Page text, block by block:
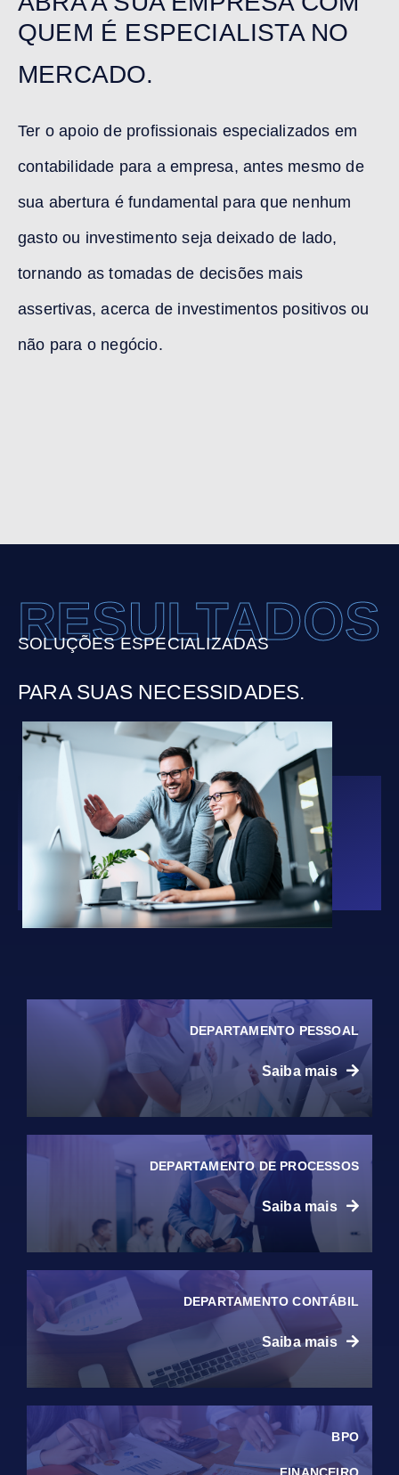
QUEM É ESPECIALISTA NO
MERCADO.
Ter o apoio de profissionais especializados em
contabilidade para a empresa, antes mesmo de
sua abertura é fundamental para que nenhum
gasto ou investimento seja deixado de lado,
tornando as tomadas de decisões mais
assertivas, acerca de investimentos positivos ou
não para o negócio.
RESULTADOS
SOLUÇÕES ESPECIALIZADAS
PARA SUAS NECESSIDADES.
DEPARTAMENTO PESSOAL
Saiba mais
DEPARTAMENTO DE PROCESSOS
Saiba mais
DEPARTAMENTO CONTÁBIL
Saiba mais
BPO